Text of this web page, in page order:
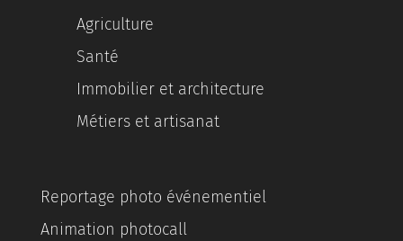
Agriculture
Santé
Immobilier et architecture
Métiers et artisanat
Reportage photo événementiel
Animation photocall